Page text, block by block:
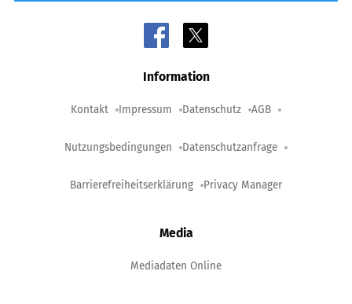
Information
Kontakt Impressum Datenschutz AGB
Nutzungsbedingungen Datenschutzanfrage
Barrierefreiheitserklärung Privacy Manager
Media
Mediadaten Online